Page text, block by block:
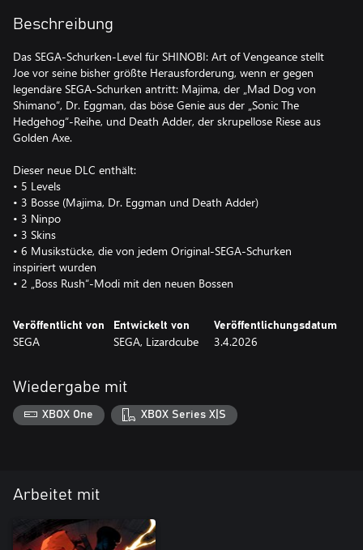
Beschreibung
Das SEGA-Schurken-Level für SHINOBI: Art of Vengeance stellt
Joe vor seine bisher größte Herausforderung, wenn er gegen
legendäre SEGA-Schurken antritt: Majima, der „Mad Dog von
Shimano“, Dr. Eggman, das böse Genie aus der „Sonic The
Hedgehog“-Reihe, und Death Adder, der skrupellose Riese aus
Golden Axe.
Dieser neue DLC enthält:
• 5 Levels
• 3 Bosse (Majima, Dr. Eggman und Death Adder)
• 3 Ninpo
• 3 Skins
• 6 Musikstücke, die von jedem Original-SEGA-Schurken
inspiriert wurden
• 2 „Boss Rush“-Modi mit den neuen Bossen
Veröffentlicht von
SEGA
Entwickelt von
SEGA, Lizardcube
Veröffentlichungsdatum
3.4.2026
Wiedergabe mit
XBOX One XBOX Series X|S
Arbeitet mit